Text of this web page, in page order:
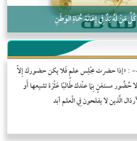
مَنْ لَهُ يَدٌ فِي إِعَانَةِ حُمَاةِ الوَطَنِ
: «إذا حضرت مجْلِس علمٍ فَلا يكن حضورك إِلاّ
حُضُور مستغنٍ بِمَا عنْدك طَالبًا عَثْرَة تشيعها أَو
الَّذين لا يفلحون فِي الْعلم أبد